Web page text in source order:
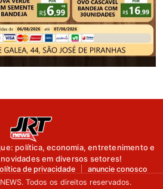
política, economia, entretenimento e
em diversos setores!
de privacidade
anuncie conosco
Todos os direitos reservados.